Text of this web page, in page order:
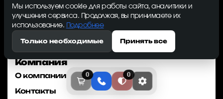
0 0
Продаём и настраиваем
майнинг‑оборудование под ключ: от покупки
ASIC до запуска на дешевом тарифе и
поддержке 24/7, чтобы вы добывали больше, а
тратили меньше.
Компания
О компании
Контакты
Мы используем cookie для работы сайта, аналитики и
улучшения сервиса. Продолжая, вы принимаете их
использование.
Подробнее
Только необходимые Принять все